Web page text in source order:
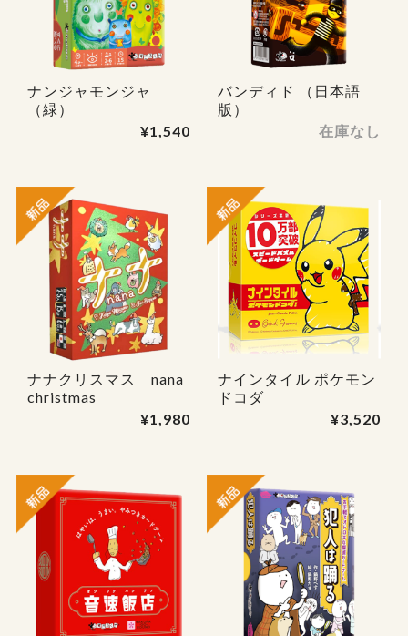
ナンジャモンジャ
（緑）
¥1,540
バンディド （日本語
版）
在庫なし
ナナクリスマス nana
christmas
¥1,980
ナインタイル ポケモン
ドコダ
¥3,520